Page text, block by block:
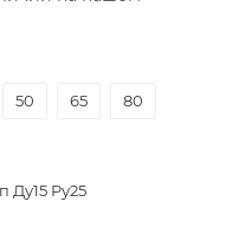
50 65 80
Ду15 Pу25